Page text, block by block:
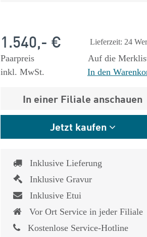
Lieferzeit: 24
1.540,- €
Paarpreis
inkl. MwSt.
Auf die
In den
In einer Filiale anschauen
Jetzt kaufen
Inklusive Lieferung
Inklusive Gravur
Inklusive Etui
Vor Ort Service in jeder Filiale
Kostenlose Service-Hotline